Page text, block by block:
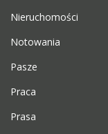
Nieruchomości
Notowania
Pasze
Praca
Prasa